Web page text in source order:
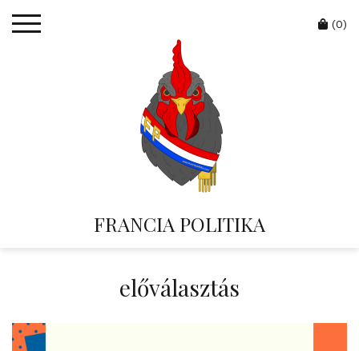
FRANCIA POLITIKA
Cart
(0)
előválasztás